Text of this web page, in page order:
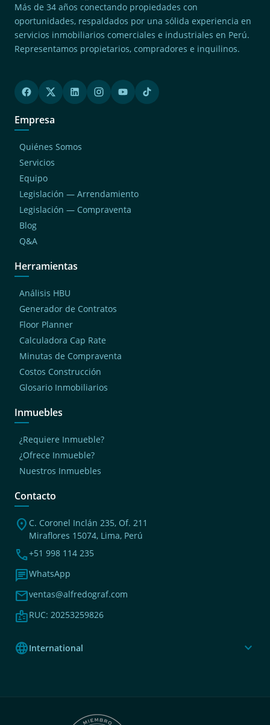
Más de 34 años conectando propiedades con
oportunidades, respaldados por una sólida experiencia en
servicios inmobiliarios comerciales e industriales en Perú.
Representamos propietarios, compradores e inquilinos.
Empresa
Quiénes Somos
Servicios
Equipo
Legislación — Arrendamiento
Legislación — Compraventa
Blog
Q&A
Herramientas
Análisis HBU
Generador de Contratos
Floor Planner
Calculadora Cap Rate
Minutas de Compraventa
Costos Construcción
Glosario Inmobiliarios
Inmuebles
¿Requiere Inmueble?
¿Ofrece Inmueble?
Nuestros Inmuebles
Contacto
location_on C. Coronel Inclán 235, Of. 211
Miraflores 15074, Lima, Perú
phone+51 998 114 235
chatWhatsApp
mailventas@alfredograf.com
badgeRUC: 20253259826
languageInternational expand_more